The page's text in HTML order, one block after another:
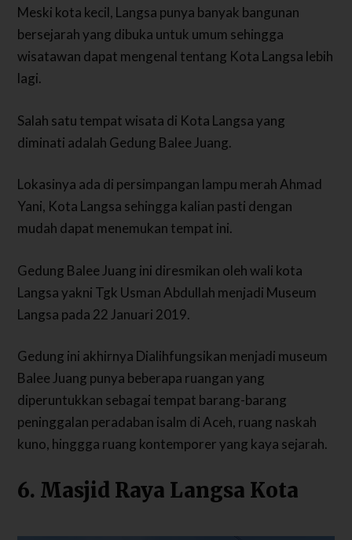
Meski kota kecil, Langsa punya banyak bangunan
bersejarah yang dibuka untuk umum sehingga
wisatawan dapat mengenal tentang Kota Langsa lebih
lagi.
Salah satu tempat wisata di Kota Langsa yang
diminati adalah Gedung Balee Juang.
Lokasinya ada di persimpangan lampu merah Ahmad
Yani, Kota Langsa sehingga kalian pasti dengan
mudah dapat menemukan tempat ini.
Gedung Balee Juang ini diresmikan oleh wali kota
Langsa yakni Tgk Usman Abdullah menjadi Museum
Langsa pada 22 Januari 2019.
Gedung ini akhirnya Dialihfungsikan menjadi museum
Balee Juang punya beberapa ruangan yang
diperuntukkan sebagai tempat barang-barang
peninggalan peradaban isalm di Aceh, ruang naskah
kuno, hinggga ruang kontemporer yang kaya sejarah.
6. Masjid Raya Langsa Kota